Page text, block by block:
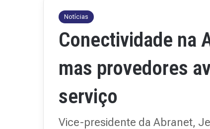
Notícias
Conectividade na
mas provedores
serviço
Vice-presidente da Abranet,